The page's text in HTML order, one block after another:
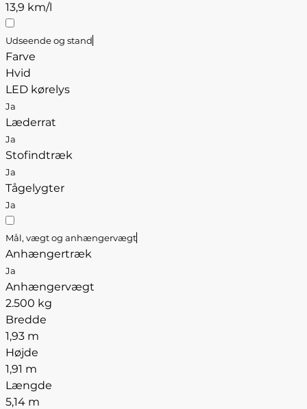
13,9 km/l
Udseende og stand
Farve
Hvid
LED kørelys
Ja
Læderrat
Ja
Stofindtræk
Ja
Tågelygter
Ja
Mål, vægt og anhængervægt
Anhængertræk
Ja
Anhængervægt
2.500 kg
Bredde
1,93 m
Højde
1,91 m
Længde
5,14 m